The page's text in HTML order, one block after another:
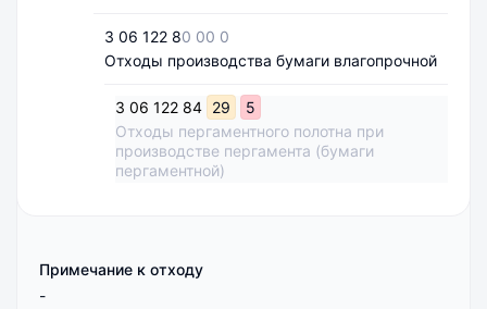
3 06 122 80 00 0
Отходы производства бумаги влагопрочной
3 06 122 84 29
5
Отходы пергаментного полотна при
производстве пергамента (бумаги
пергаментной)
Примечание к отходу
-